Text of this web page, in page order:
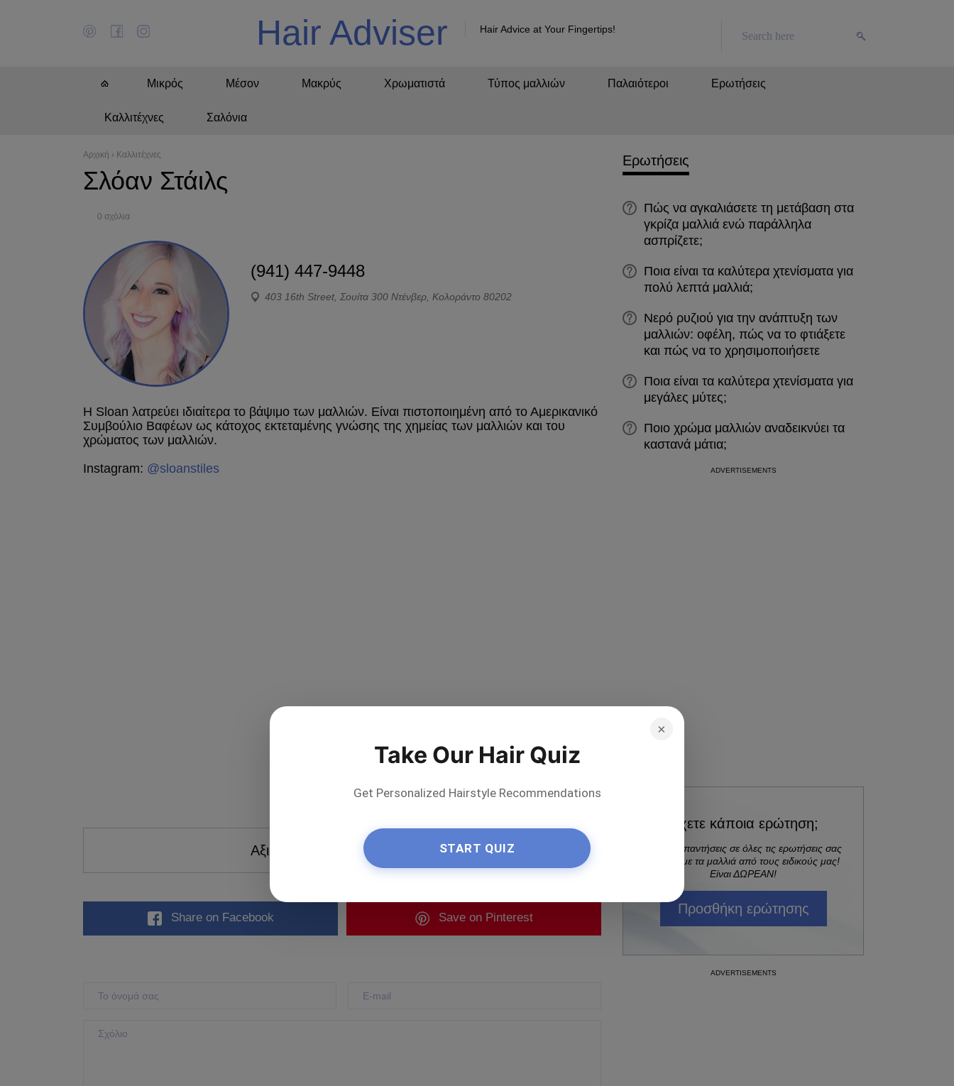
Hair Adviser Hair Advice at Your Fingertips!
Μικρός Μέσον Μακρύς Χρωματιστά Τύπος μαλλιών Παλαιότεροι Ερωτήσεις
Καλλιτέχνες Σαλόνια
Αρχική › Καλλιτέχνες
Σλόαν Στάιλς
0 σχόλια
(941) 447-9448
403 16th Street, Σουίτα 300 Ντένβερ, Κολοράντο 80202
Η Sloan λατρεύει ιδιαίτερα το βάψιμο των μαλλιών. Είναι πιστοποιημένη από το Αμερικανικό
Συμβούλιο Βαφέων ως κάτοχος εκτεταμένης γνώσης της χημείας των μαλλιών και του
χρώματος των μαλλιών.
Instagram: @sloanstiles
Αξιολογήστε τον καλλιτέχνη
Share on Facebook Save on Pinterest
Ερωτήσεις
Πώς να αγκαλιάσετε τη μετάβαση στα
γκρίζα μαλλιά ενώ παράλληλα
ασπρίζετε;
Ποια είναι τα καλύτερα χτενίσματα για
πολύ λεπτά μαλλιά;
Νερό ρυζιού για την ανάπτυξη των
μαλλιών: οφέλη, πώς να το φτιάξετε
και πώς να το χρησιμοποιήσετε
Ποια είναι τα καλύτερα χτενίσματα για
μεγάλες μύτες;
Ποιο χρώμα μαλλιών αναδεικνύει τα
καστανά μάτια;
Έχετε κάποια ερώτηση;
Λάβετε απαντήσεις σε όλες τις ερωτήσεις σας
σχετικά με τα μαλλιά από τους ειδικούς μας!
Είναι ΔΩΡΕΑΝ!
Προσθήκη ερώτησης
×
Take Our Hair Quiz
Get Personalized Hairstyle Recommendations
START QUIZ